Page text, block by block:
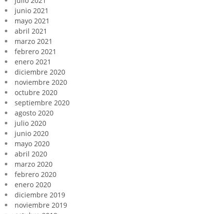
junio 2021
mayo 2021
abril 2021
marzo 2021
febrero 2021
enero 2021
diciembre 2020
noviembre 2020
octubre 2020
septiembre 2020
agosto 2020
julio 2020
junio 2020
mayo 2020
abril 2020
marzo 2020
febrero 2020
enero 2020
diciembre 2019
noviembre 2019